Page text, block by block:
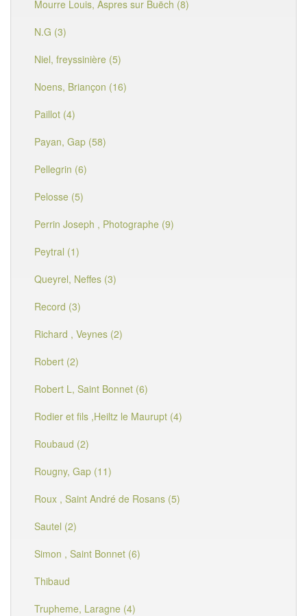
Mourre Louis, Aspres sur Buëch (8)
N.G (3)
Niel, freyssinière (5)
Noens, Briançon (16)
Paillot (4)
Payan, Gap (58)
Pellegrin (6)
Pelosse (5)
Perrin Joseph , Photographe (9)
Peytral (1)
Queyrel, Neffes (3)
Record (3)
Richard , Veynes (2)
Robert (2)
Robert L, Saint Bonnet (6)
Rodier et fils ,Heiltz le Maurupt (4)
Roubaud (2)
Rougny, Gap (11)
Roux , Saint André de Rosans (5)
Sautel (2)
Simon , Saint Bonnet (6)
Thibaud
Trupheme, Laragne (4)